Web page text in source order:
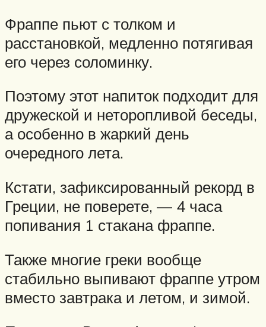
Фраппе пьют с толком и
расстановкой, медленно потягивая
его через соломинку.
Поэтому этот напиток подходит для
дружеской и неторопливой беседы,
а особенно в жаркий день
очередного лета.
Кстати, зафиксированный рекорд в
Греции, не поверете, — 4 часа
попивания 1 стакана фраппе.
Также многие греки вообще
стабильно выпивают фраппе утром
вместо завтрака и летом, и зимой.